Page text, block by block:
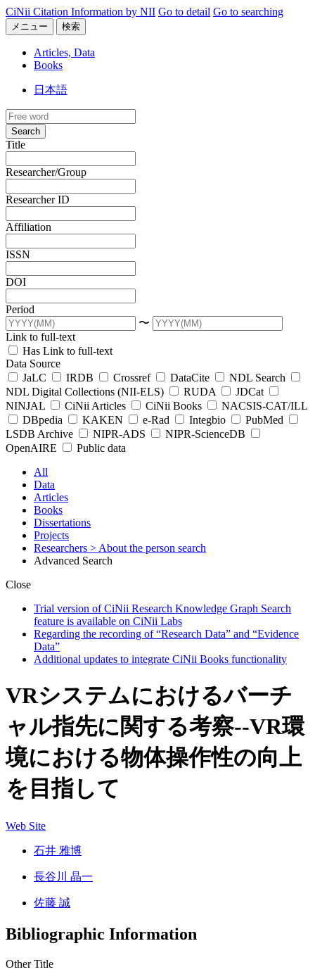
CiNii Citation Information by NII Go to detail Go to searching
メニュー 検索
Articles, Data
Books
日本語
Search
Title
Researcher/Group
Researcher ID
Affiliation
ISSN
DOI
Period
〜
Link to full-text
Has Link to full-text
Data Source
JaLC
IRDB Crossref DataCite
NDL Search
NDL Digital Collections (NII-ELS)
RUDA
JDCat
NINJAL
CiNii Articles CiNii Books
NACSIS-CAT/ILL
DBpedia
KAKEN e-Rad Integbio
PubMed
LSDB Archive
NIPR-ADS
NIPR-ScienceDB
OpenAIRE
Public data
All
Data
Articles
Books
Dissertations
Projects
Researchers > About the person search
Advanced Search
Close
Trial version of CiNii Research Knowledge Graph Search
feature is available on CiNii Labs
Regarding the recording of “Research Data” and “Evidence
Data”
Additional updates to integrate CiNii Books functionality
VRシステムにおけるバーチ
ャル指先に関する考察--VR環
境における物体操作性の向上
を目指して
Web Site
石井 雅博
長谷川 晶一
佐藤 誠
Bibliographic Information
Other Title